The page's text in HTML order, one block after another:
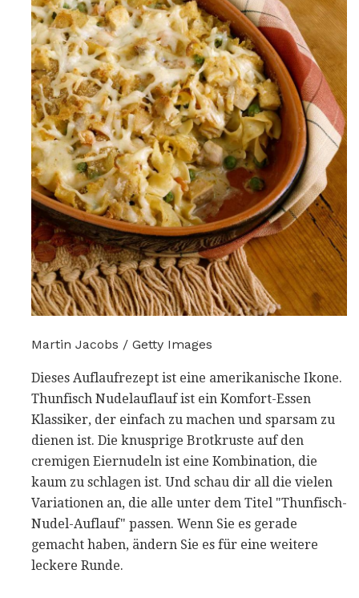
Martin Jacobs / Getty Images
Dieses Auflaufrezept ist eine amerikanische Ikone.
Thunfisch Nudelauflauf ist ein Komfort-Essen
Klassiker, der einfach zu machen und sparsam zu
dienen ist. Die knusprige Brotkruste auf den
cremigen Eiernudeln ist eine Kombination, die
kaum zu schlagen ist. Und schau dir all die vielen
Variationen an, die alle unter dem Titel "Thunfisch-
Nudel-Auflauf" passen. Wenn Sie es gerade
gemacht haben, ändern Sie es für eine weitere
leckere Runde.